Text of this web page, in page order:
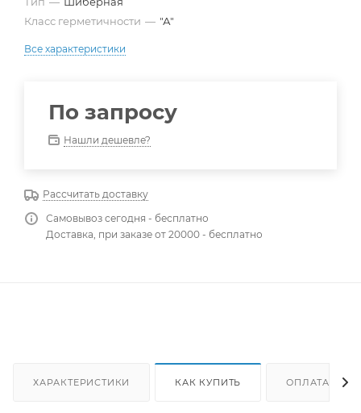
Класс герметичности — "А"
Все характеристики
По запросу
Нашли дешевле?
Рассчитать доставку
Самовывоз сегодня - бесплатно
Доставка, при заказе от 20000 - бесплатно
ХАРАКТЕРИСТИКИ КАК КУПИТЬ ОПЛАТА